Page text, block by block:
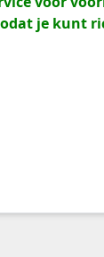
je kunt